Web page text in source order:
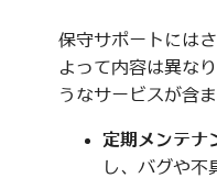
保守サポートには
よって内容は異な
うなサービスが含ま
定期メンテナ
し、バグや不